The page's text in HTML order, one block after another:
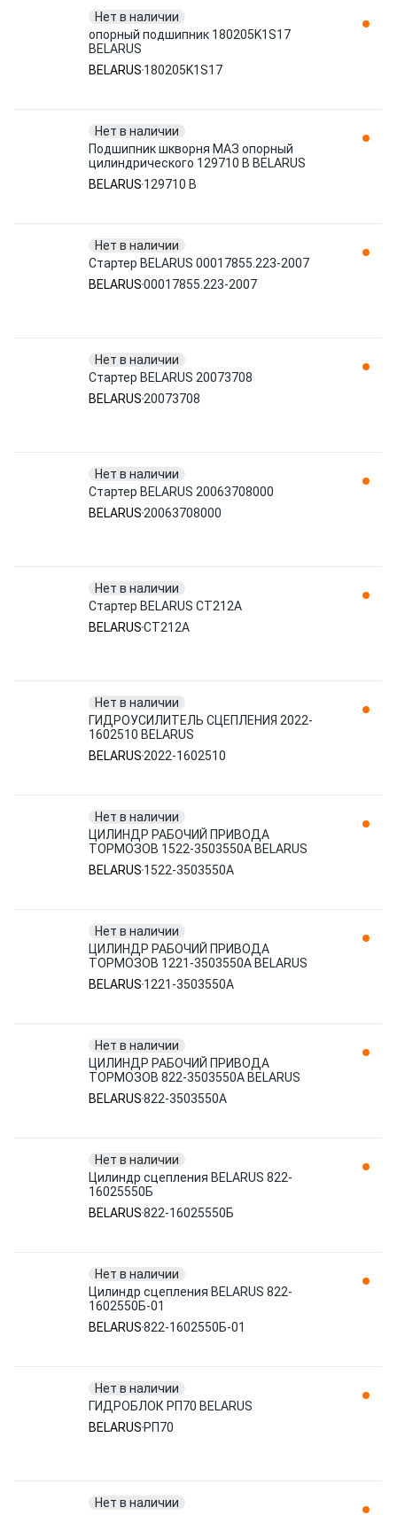
Нет в наличии
опорный подшипник 180205K1S17
BELARUS
BELARUS 180205K1S17
Нет в наличии
Подшипник шкворня МАЗ опорный
цилиндрического 129710 B BELARUS
BELARUS 129710 B
Нет в наличии
Стартер BELARUS 00017855.223-2007
BELARUS00017855.223-2007
Нет в наличии
Стартер BELARUS 20073708
BELARUS 20073708
Нет в наличии
Стартер BELARUS 20063708000
BELARUS 20063708000
Нет в наличии
Стартер BELARUS CT212A
BELARUSCT212A
Нет в наличии
ГИДРОУСИЛИТЕЛЬ СЦЕПЛЕНИЯ 2022-
1602510 BELARUS
BELARUS 2022-1602510
Нет в наличии
ЦИЛИНДР РАБОЧИЙ ПРИВОДА
ТОРМОЗОВ 1522-3503550А BELARUS
BELARUS 1522-3503550А
Нет в наличии
ЦИЛИНДР РАБОЧИЙ ПРИВОДА
ТОРМОЗОВ 1221-3503550A BELARUS
BELARUS 1221-3503550A
Нет в наличии
ЦИЛИНДР РАБОЧИЙ ПРИВОДА
ТОРМОЗОВ 822-3503550A BELARUS
BELARUS822-3503550A
Нет в наличии
Цилиндр сцепления BELARUS 822-
16025550Б
BELARUS822-16025550Б
Нет в наличии
Цилиндр сцепления BELARUS 822-
1602550Б-01
BELARUS822-1602550Б-01
Нет в наличии
ГИДРОБЛОК РП70 BELARUS
BELARUS РП70
Нет в наличии